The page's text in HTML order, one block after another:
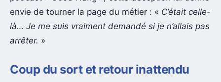
envie de tourner la page du métier : « C’était celle-
là… Je me suis vraiment demandé si je n’allais pas
arrêter. »
Coup du sort et retour inattendu